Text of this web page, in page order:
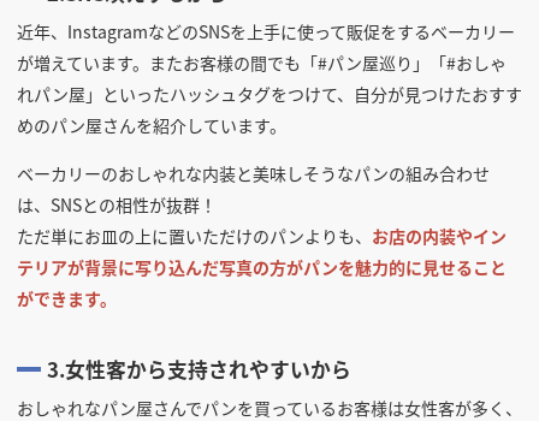
近年、InstagramなどのSNSを上手に使って販促をするベーカリー
が増えています。またお客様の間でも「#パン屋巡り」「#おしゃ
れパン屋」といったハッシュタグをつけて、自分が見つけたおすす
めのパン屋さんを紹介しています。
ベーカリーのおしゃれな内装と美味しそうなパンの組み合わせ
は、SNSとの相性が抜群！
ただ単にお皿の上に置いただけのパンよりも、 お店の内装やイン
テリアが背景に写り込んだ写真の方がパンを魅力的に見せること
ができます。
3.女性客から支持されやすいから
おしゃれなパン屋さんでパンを買っているお客様は女性客が多く、